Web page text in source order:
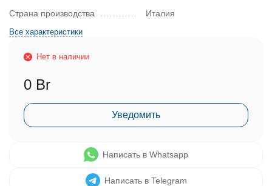
Страна производства
Италия
Все характеристики
Нет в наличии
0 Br
Уведомить
Написать в Whatsapp
Написать в Telegram